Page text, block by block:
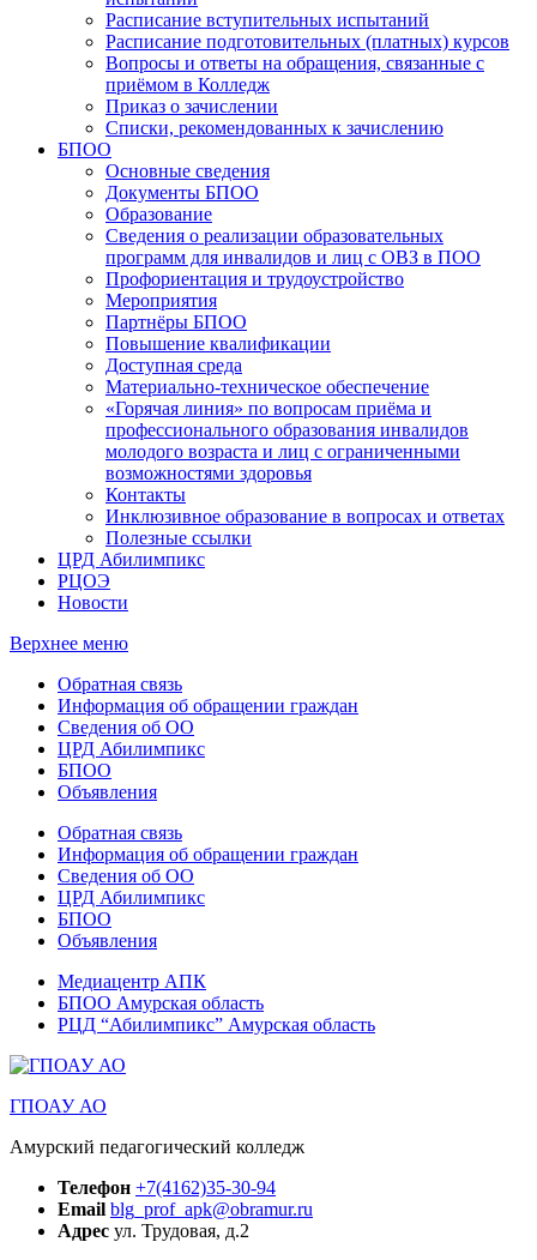
Расписание вступительных испытаний
Расписание подготовительных (платных) курсов
Вопросы и ответы на обращения, связанные с
приёмом в Колледж
Приказ о зачислении
Списки, рекомендованных к зачислению
БПОО
Основные сведения
Документы БПОО
Образование
Сведения о реализации образовательных
программ для инвалидов и лиц с ОВЗ в ПОО
Профориентация и трудоустройство
Мероприятия
Партнёры БПОО
Повышение квалификации
Доступная среда
Материально-техническое обеспечение
«Горячая линия» по вопросам приёма и
профессионального образования инвалидов
молодого возраста и лиц с ограниченными
возможностями здоровья
Контакты
Инклюзивное образование в вопросах и ответах
Полезные ссылки
ЦРД Абилимпикс
РЦОЭ
Новости
Верхнее меню
Обратная связь
Информация об обращении граждан
Сведения об ОО
ЦРД Абилимпикс
БПОО
Объявления
Обратная связь
Информация об обращении граждан
Сведения об ОО
ЦРД Абилимпикс
БПОО
Объявления
Медиацентр АПК
БПОО Амурская область
РЦД “Абилимпикс” Амурская область
ГПОАУ АО
Амурский педагогический колледж
Телефон +7(4162)35-30-94
Email blg_prof_apk@obramur.ru
Адрес ул. Трудовая, д.2